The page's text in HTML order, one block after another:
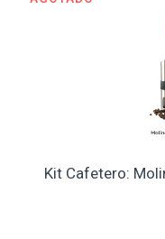
Kit Cafetero: